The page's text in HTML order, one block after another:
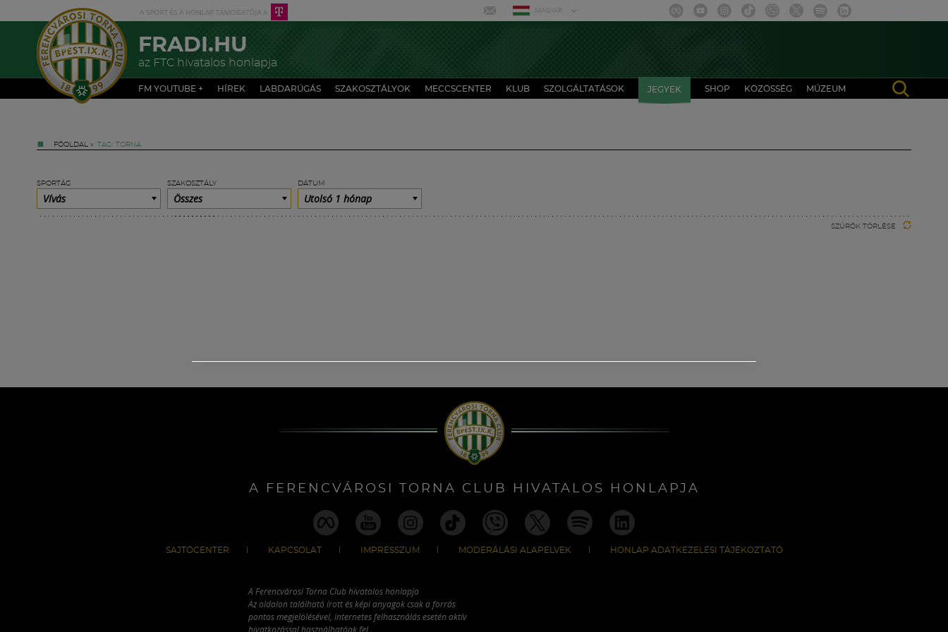
MAGYAR
FRADI.HU
az FTC hivatalos honlapja
FM YOUTUBE + HÍREK LABDARÚGÁS SZAKOSZTÁLYOK MECCSCENTER KLUB SZOLGÁLTATÁSOK JEGYEK SHOP KÖZÖSSÉG MÚZEUM
FŐOLDAL » TAG: TORNA
SPORTÁG
Vívás
SZAKOSZTÁLY
Összes
DÁTUM
Utolsó 1 hónap
SZŰRŐK TÖRLÉSE
A FERENCVÁROSI TORNA CLUB HIVATALOS HONLAPJA
SAJTÓCENTER KAPCSOLAT IMPRESSZUM MODERÁLÁSI ALAPELVEK HONLAP ADATKEZELÉSI TÁJÉKOZTATÓ
A Ferencvárosi Torna Club hivatalos honlapja
Az oldalon található írott és képi anyagok csak a forrás
pontos megjelölésével, internetes felhasználás esetén aktív
hivatkozással használhatóak fel.